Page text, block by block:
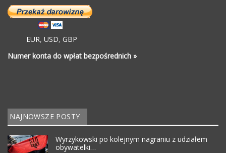
EUR, USD, GBP
Numer konta do wpłat bezpośrednich »
NAJNOWSZE POSTY
Wyrzykowski po kolejnym nagraniu z udziałem
obywatelki…